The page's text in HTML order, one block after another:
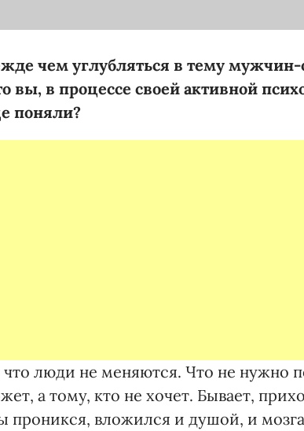
чем углубляться в тему
вы, в процессе своей активной
поняли?
люди не меняются. Что не нужно
а тому, кто не хочет. Бывает,
проникся, вложился и душой, и